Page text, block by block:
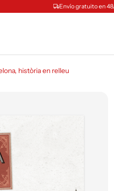
Envío gratuito en
història en relleu